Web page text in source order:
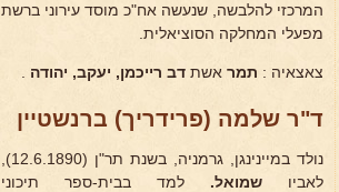
המרכזי להלבשה, שנעשה אח"כ מוסד עירוני ברשת
מפעלי המחלקה הסוציאלית.
צאצאיה : תמר אשת דב רייכמן, יעקב, יהודה
ד"ר שלמה (פרידריך) ברנשטיין
נולד במיינינגן, גרמניה, בשנת תר"ן (12.6.1890),
לאביו שמואל. למד בבית-ספר תיכוני